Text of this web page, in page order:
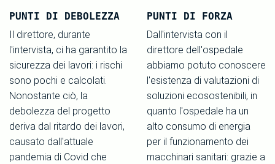
PUNTI DI DEBOLEZZA
Il direttore, durante
l'intervista, ci ha garantito la
sicurezza dei lavori: i rischi
sono pochi e calcolati.
Nonostante ciò, la
debolezza del progetto
deriva dal ritardo dei lavori,
causato dall'attuale
pandemia di Covid che
PUNTI DI FORZA
Dall'intervista con il
direttore dell'ospedale
abbiamo potuto conoscere
l'esistenza di valutazioni di
soluzioni ecosostenibili, in
quanto l'ospedale ha un
alto consumo di energia
per il funzionamento dei
macchinari sanitari: grazie a